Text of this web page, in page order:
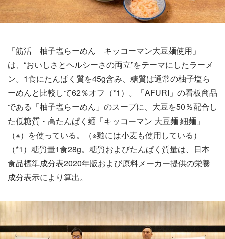
「筋活 柚子塩らーめん キッコーマン大豆麺使用」
は、“おいしさとヘルシーさの両立”をテーマにしたラーメ
ン。1食にたんぱく質を45g含み、糖質は通常の柚子塩ら
ーめんと比較して62％オフ（*1）。「AFURI」の看板商品
である「柚子塩らーめん」のスープに、大豆を50％配合し
た低糖質・高たんぱく麺「キッコーマン 大豆麺 細麺」
（※）を使っている。（※麺には小麦も使用している）
（*1）糖質量1食28g。糖質およびたんぱく質量は、日本
食品標準成分表2020年版および原料メーカー提供の栄養
成分表示により算出。